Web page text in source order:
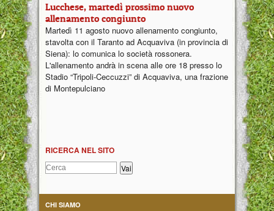
Lucchese, martedì prossimo nuovo
allenamento congiunto
Martedì 11 agosto nuovo allenamento congiunto,
stavolta con il Taranto ad Acquaviva (in provincia di
Siena): lo comunica lo società rossonera.
L'allenamento andrà in scena alle ore 18 presso lo
Stadio “Tripoli-Ceccuzzi” di Acquaviva, una frazione
di Montepulciano
RICERCA NEL SITO
CHI SIAMO